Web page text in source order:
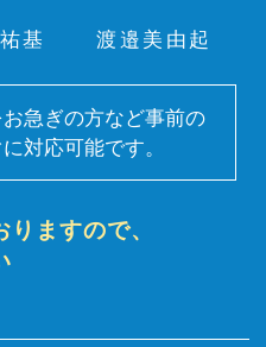
基 渡邉美由起
急ぎの方など事前の
対応可能です。
ますので、